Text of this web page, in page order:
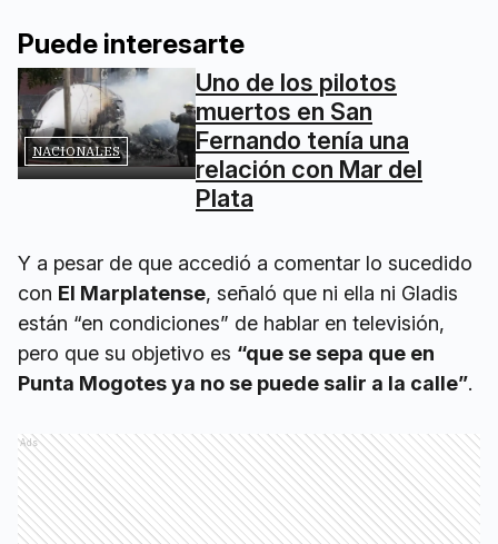
Puede interesarte
NACIONALES
Uno de los pilotos
muertos en San
Fernando tenía una
relación con Mar del
Plata
Y a pesar de que accedió a comentar lo sucedido
con El Marplatense, señaló que ni ella ni Gladis
están “en condiciones” de hablar en televisión,
pero que su objetivo es “que se sepa que en
Punta Mogotes ya no se puede salir a la calle”.
Ads